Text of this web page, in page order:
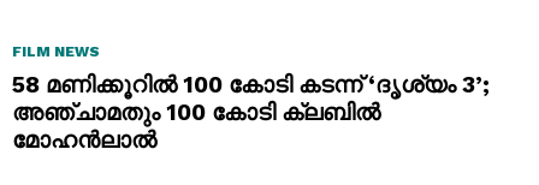
FILM NEWS
58 മണിക്കൂറിൽ 100 കോടി കടന്ന് ‘ദൃശ്യം 3’;
അഞ്ചാമതും 100 കോടി ക്ലബിൽ
മോഹൻലാൽ